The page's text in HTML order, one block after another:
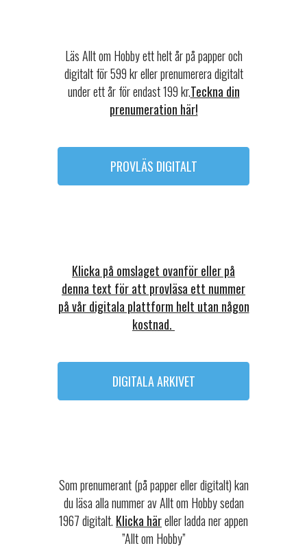
Läs Allt om Hobby ett helt år på papper och
digitalt för 599 kr eller prenumerera digitalt
under ett år för endast 199 kr.Teckna din
prenumeration här!
PROVLÄS DIGITALT
Klicka på omslaget ovanför eller på
denna text för att provläsa ett nummer
på vår digitala plattform helt utan någon
kostnad.
DIGITALA ARKIVET
Som prenumerant (på papper eller digitalt) kan
du läsa alla nummer av Allt om Hobby sedan
1967 digitalt. Klicka häreller ladda ner appen
”Allt om Hobby”